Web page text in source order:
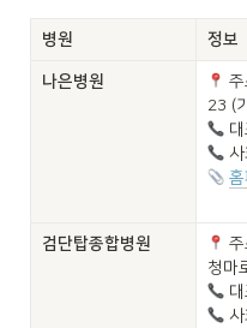
병원 정보
나은병원
홈
검단탑종합병원